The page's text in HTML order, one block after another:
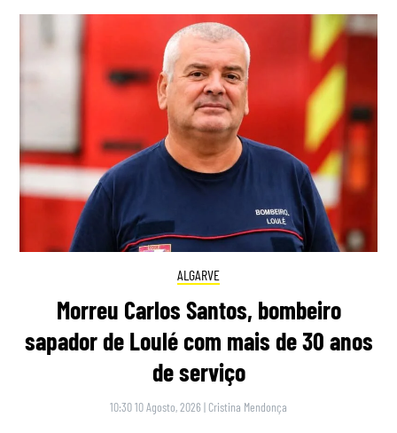
ALGARVE
Morreu Carlos Santos, bombeiro
sapador de Loulé com mais de 30 anos
de serviço
10:30 10 Agosto, 2026 | Cristina Mendonça